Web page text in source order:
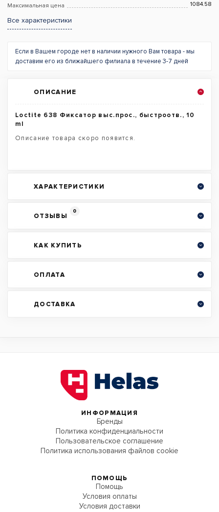
Максимальная цена 1084.58
Все характеристики
Если в Вашем городе нет в наличии нужного Вам товара - мы
доставим его из ближайшего филиала в течение 3-7 дней
ОПИСАНИЕ
Loctite 638 Фиксатор выс.прос., быстроотв., 10
ml
Описание товара скоро появится.
ХАРАКТЕРИСТИКИ
ОТЗЫВЫ
0
КАК КУПИТЬ
ОПЛАТА
ДОСТАВКА
ИНФОРМАЦИЯ
Бренды
Политика конфиденциальности
Пользовательское соглашение
Политика использования файлов cookie
ПОМОЩЬ
Помощь
Условия оплаты
Условия доставки